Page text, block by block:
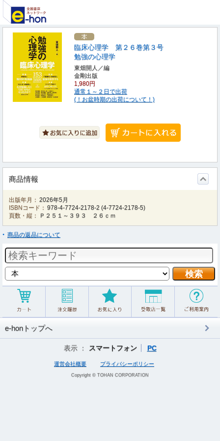
臨床心理学 第２６巻第３号
勉強の心理学
東畑開人／編
金剛出版
1,980円
通常１～２日で出荷
(！お盆時期の出荷について！)
商品情報
出版年月： 2026年5月
ISBNコード： 978-4-7724-2178-2 (4-7724-2178-5)
頁数・縦：
Ｐ２５１～３９３ ２６ｃｍ
商品の返品について
e-honトップへ
表示 ： スマートフォン PC
運営会社概要 プライバシーポリシー
Copyright © TOHAN CORPORATION